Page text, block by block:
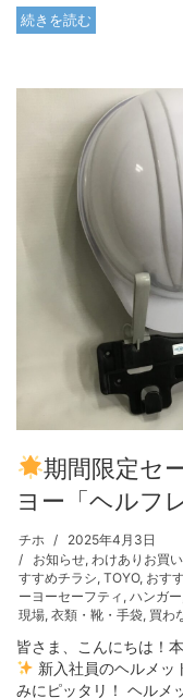
続きを読む
期間限定セ
ヨー「ヘルフ
チホ
2025年4月3日
お知らせ, わけありお買
すすめチラシ, TOYO, おす
ーヨーセーフティ , ハンガー
現場, 衣類・靴・手袋, 買わ
皆さま、こんにちは！
新入社員のヘルメッ
みにピッタリ！ ヘルメ